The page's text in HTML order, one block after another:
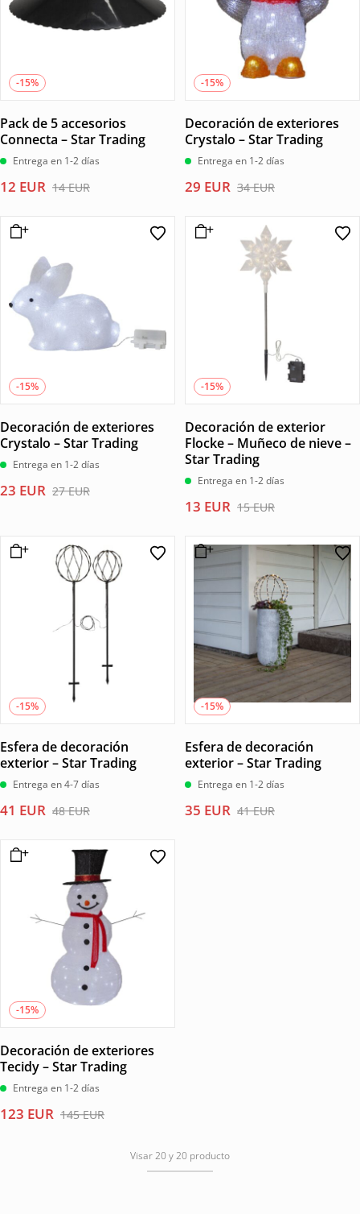
-15%
Pack de 5 accesorios
Connecta – Star Trading
Entrega en 1-2 días
14EUR
El
original
era:
14 EUR.
12 EUR
El
actual
es:
12 EUR.
-15%
Decoración de exteriores
Crystalo – Star Trading
Entrega en 1-2 días
34EUR
El
original
era:
29 EUR
El
actual
es:
-15%
Decoración de exteriores
Crystalo – Star Trading
Entrega en 1-2 días
27EUR
El
era:
27 EUR.
23 EUR
El
es:
23 EUR.
-15%
Decoración de exterior
Flocke – Muñeco de nieve –
Star Trading
Entrega en 1-2 días
15EUR
El
original
era:
15 EUR.
13 EUR
El
actual
es:
13 EUR.
-15%
Esfera de decoración
exterior – Star Trading
Entrega en 4-7 días
48EUR
El
original
era:
41 EUR
El
actual
es:
-15%
Esfera de decoración
exterior – Star Trading
Entrega en 1-2 días
41EUR
El
35 EUR
El
-15%
Decoración de exteriores
Tecidy – Star Trading
Entrega en 1-2 días
145EUR
El
123 EUR
El
Visar 20 y 20 producto